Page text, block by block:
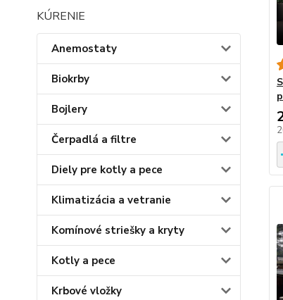
KÚRENIE
Anemostaty
Biokrby
Bojlery
Čerpadlá a filtre
Diely pre kotly a pece
Klimatizácia a vetranie
Komínové striešky a kryty
Kotly a pece
Krbové vložky